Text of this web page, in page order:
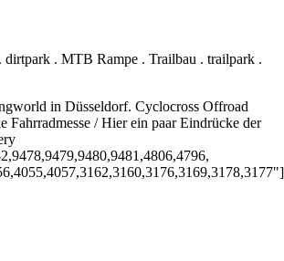
dirtpark . MTB Rampe . Trailbau . trailpark .
in Düsseldorf. Cyclocross Offroad
Fahrradmesse / Hier ein paar Eindrücke der